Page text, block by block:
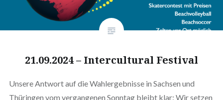
21.09.2024 – Intercultural Festival
Unsere Antwort auf die Wahlergebnisse in Sachsen und
Thüringen vom vergangenen Sonntag bleibt klar: Wir setzen